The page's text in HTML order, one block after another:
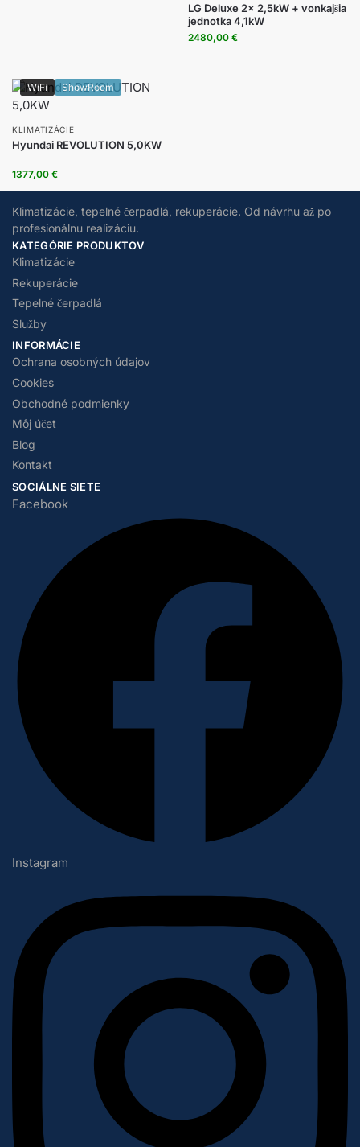
LG Deluxe 2x 2,5kW + vonkajšia
jednotka 4,1kW
2480,00 €
WiFi ShowRoom
KLIMATIZÁCIE
Hyundai REVOLUTION 5,0KW
1377,00 €
Klimatizácie, tepelné čerpadlá, rekuperácie. Od návrhu až po
profesionálnu realizáciu.
KATEGÓRIE PRODUKTOV
Klimatizácie
Rekuperácie
Tepelné čerpadlá
Služby
INFORMÁCIE
Ochrana osobných údajov
Cookies
Obchodné podmienky
Môj účet
Blog
Kontakt
SOCIÁLNE SIETE
Facebook
Instagram